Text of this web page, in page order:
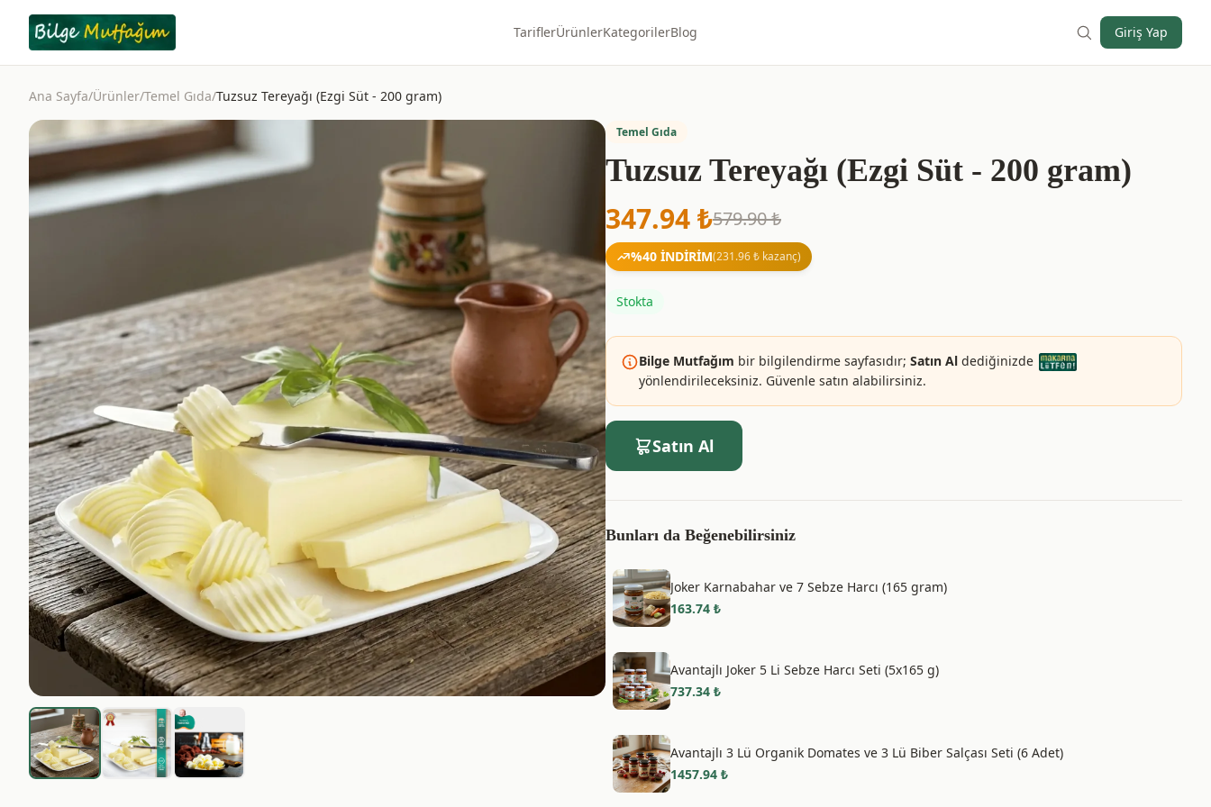
TariflerÜrünlerKategorilerBlog Giriş Yap
Ana Sayfa/Ürünler/Temel Gıda/Tuzsuz Tereyağı (Ezgi Süt - 200 gram)
Temel Gıda
Tuzsuz Tereyağı (Ezgi Süt - 200 gram)
347.94₺579.90₺
%40 İNDİRİM(231.96₺ kazanç)
Stokta
Bilge Mutfağım bir bilgilendirme sayfasıdır; Satın Al dediğinizde
yönlendirileceksiniz. Güvenle satın alabilirsiniz.
Satın Al
Bunları da Beğenebilirsiniz
Joker Karnabahar ve 7 Sebze Harcı (165 gram)
163.74 ₺
Avantajlı Joker 5 Li Sebze Harcı Seti (5x165 g)
737.34 ₺
Avantajlı 3 Lü Organik Domates ve 3 Lü Biber Salçası Seti (6 Adet)
1457.94 ₺